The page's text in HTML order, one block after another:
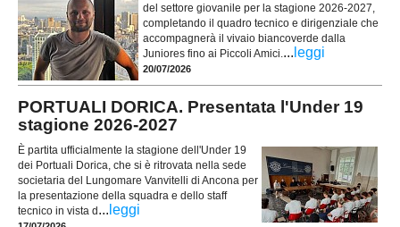
del settore giovanile per la stagione 2026-2027,
completando il quadro tecnico e dirigenziale che
accompagnerà il vivaio biancoverde dalla
Juniores fino ai Piccoli Amici.... leggi
20/07/2026
PORTUALI DORICA. Presentata l'Under 19
stagione 2026-2027
È partita ufficialmente la stagione dell'Under 19
dei Portuali Dorica, che si è ritrovata nella sede
societaria del Lungomare Vanvitelli di Ancona per
la presentazione della squadra e dello staff
tecnico in vista d ... leggi